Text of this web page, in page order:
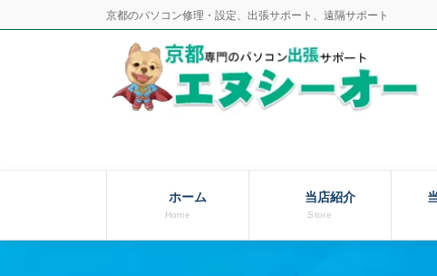
ン
ビ
京都のパソコン修理・設定、出張サポート、遠隔サポート
ホーム
Home
当店紹介
Store